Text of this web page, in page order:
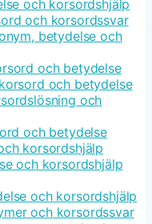
och korsordshjälp
och korsordssvar
betydelse och
och betydelse
och betydelse
och
och betydelse
korsordshjälp
och korsordshjälp
och korsordshjälp
och korsordssvar